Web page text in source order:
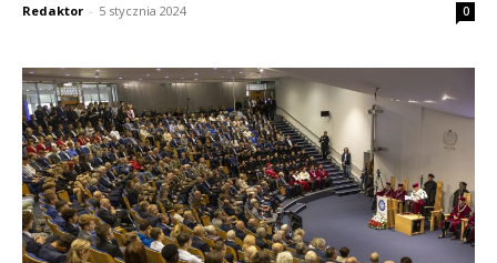
Redaktor - 5 stycznia 2024 0